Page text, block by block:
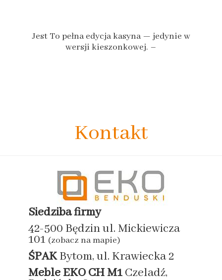
Jest To pełna edycja kasyna — jedynie w
wersji kieszonkowej. –
Kontakt
Siedziba firmy
42-500 Będzin ul. Mickiewicza
101 (zobacz na mapie)
ŚPAKBytom, ul. Krawiecka 2
Meble EKO CH M1Czeladź,